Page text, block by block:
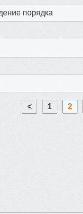
порядка
< 1 2